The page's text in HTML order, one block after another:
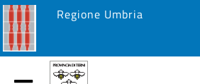
Regione Umbria